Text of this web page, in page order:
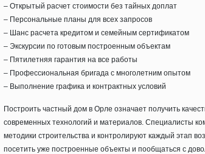
– Открытый расчет стоимости без тайных доплат
– Персональные планы для всех запросов
– Шанс расчета кредитом и семейным сертификатом
– Экскурсии по готовым построенным объектам
– Пятилетняя гарантия на все работы
– Профессиональная бригада с многолетним опытом
– Выполнение графика и контрактных условий
Построить частный дом в Орле означает получить
современных технологий и материалов. Специалисты
методики строительства и контролируют каждый этап
посетить уже построенные объекты и пообщаться с